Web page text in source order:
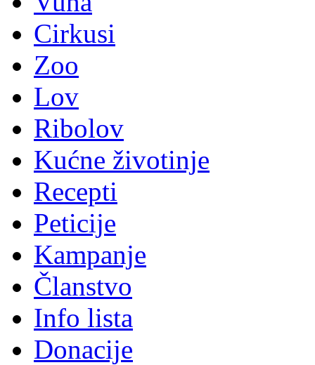
Cirkusi
Zoo
Lov
Ribolov
Kućne životinje
Recepti
Peticije
Kampanje
Članstvo
Info lista
Donacije